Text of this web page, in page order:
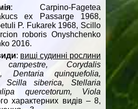
: Carpino-Fagetea
ex Passarge 1968,
P. Fukarek 1968, Scillo
roboris Onyshchenko
2016.
: вищі судинні рослини
Corydalis
Dentaria quinquefolia,
Scilla siberica, Stellaria
quercetorum, Viola
характерних видів – 8,